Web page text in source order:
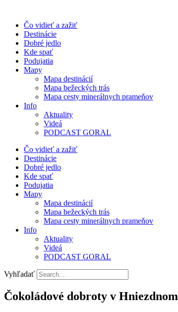
obsah
Čo vidieť a zažiť
Destinácie
Dobré jedlo
Kde spať
Podujatia
Mapy
Mapa destinácií
Mapa bežeckých trás
Mapa cesty minerálnych prameňov
Info
Aktuality
Videá
PODCAST GORAL
Čo vidieť a zažiť
Destinácie
Dobré jedlo
Kde spať
Podujatia
Mapy
Mapa destinácií
Mapa bežeckých trás
Mapa cesty minerálnych prameňov
Info
Aktuality
Videá
PODCAST GORAL
Vyhľadať
Čokoládové dobroty v Hniezdnom